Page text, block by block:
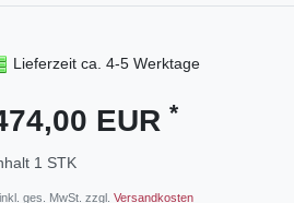
Lieferzeit ca. 4-5 Werktage
EUR *
1 STK
ges. MwSt. zzgl. Versandkosten